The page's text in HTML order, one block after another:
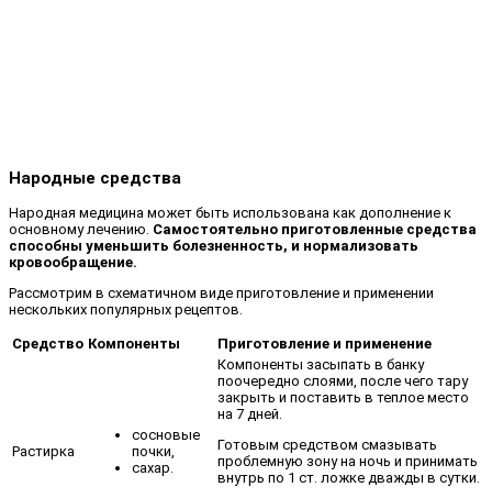
Народные средства
Народная медицина может быть использована как дополнение к
основному лечению. Самостоятельно приготовленные средства
способны уменьшить болезненность, и нормализовать
кровообращение.
Рассмотрим в схематичном виде приготовление и применении
нескольких популярных рецептов.
Средство Компоненты Приготовление и применение
Растирка
сосновые
почки,
сахар.
Компоненты засыпать в банку
поочередно слоями, после чего тару
закрыть и поставить в теплое место
на 7 дней.
Готовым средством смазывать
проблемную зону на ночь и принимать
внутрь по 1 ст. ложке дважды в сутки.